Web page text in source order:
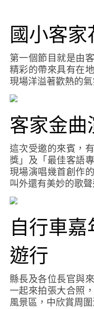
國小客家
第一個節目就是由
精彩的帶來具有在
現場洋溢著歡熱的氣
客家金
這次受邀的來賓，
獎」及「最佳客語
現場演唱幾首創作
叫外還有美妙的歌
自行車
遊行
縣長及各位長官與
一起來拍張大合照
風景區，中欣賞周